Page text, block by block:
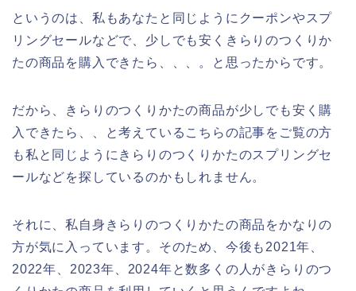
というのは、私もあなたと同じようにクーポンやスプ
リングセールなどで、少しでも安くきらりのつくりか
たの商品を購入できたら、、、。と思ったからです。
だから、きらりのつくりかたの商品が少しでも安く購
入できたら、、と考えているこちらの記事をご覧の方
も私と同じようにきらりのつくりかたのスプリングセ
ールなどを探しているのかもしれません。
それに、私自身きらりのつくりかたの商品をかなりの
方が気に入っています。そのため、今後も2021年、
2022年、2023年、2024年と数多くの人がきらりのつ